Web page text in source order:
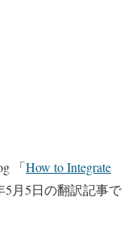
「How to Integrate
5月5日の翻訳記事で